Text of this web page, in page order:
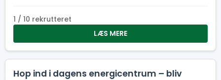
1 / 10 rekrutteret
LÆS MERE
Hop ind i dagens energicentrum – bliv